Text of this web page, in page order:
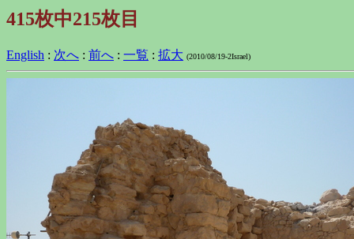
415枚中215枚目
English : 次へ : 前へ : 一覧 : 拡大 (2010/08/19-2Israel)